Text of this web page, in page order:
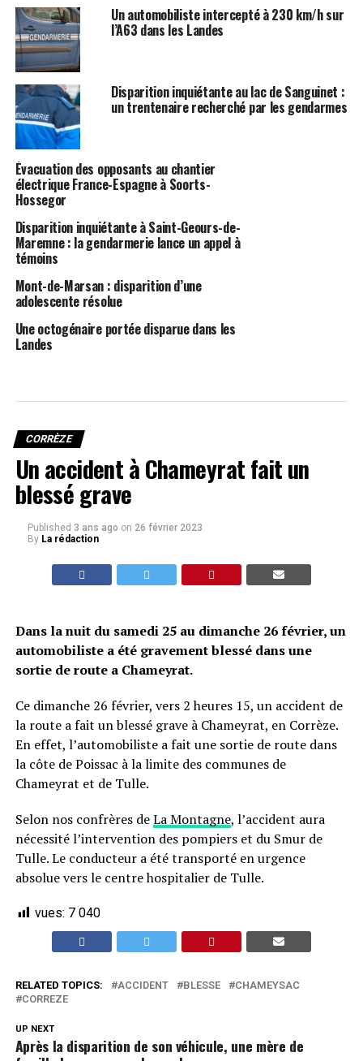
Un automobiliste intercepté à 230 km/h sur
l’A63 dans les Landes
Disparition inquiétante au lac de Sanguinet :
un trentenaire recherché par les gendarmes
Évacuation des opposants au chantier
électrique France-Espagne à Soorts-
Hossegor
Disparition inquiétante à Saint-Geours-de-
Maremne : la gendarmerie lance un appel à
témoins
Mont-de-Marsan : disparition d’une
adolescente résolue
Une octogénaire portée disparue dans les
Landes
CORRÈZE
Un accident à Chameyrat fait un
blessé grave
Published 3 ans ago on 26 février 2023
By La rédaction
Dans la nuit du samedi 25 au dimanche 26 février, un
automobiliste a été gravement blessé dans une
sortie de route a Chameyrat.
Ce dimanche 26 février, vers 2 heures 15, un accident de
la route a fait un blessé grave à Chameyrat, en Corrèze.
En effet, l’automobiliste a fait une sortie de route dans
la côte de Poissac à la limite des communes de
Chameyrat et de Tulle.
Selon nos confrères deLa Montagne, l’accident aura
nécessité l’intervention des pompiers et du Smur de
Tulle. Le conducteur a été transporté en urgence
absolue vers le centre hospitalier de Tulle.
vues: 7 040
RELATED TOPICS: ACCIDENT BLESSE
CHAMEYSAC
CORREZE
UP NEXT
Après la disparition de son véhicule, une mère de